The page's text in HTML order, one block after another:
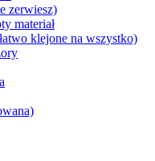
zerwiesz)
materiał
klejone na wszystko)